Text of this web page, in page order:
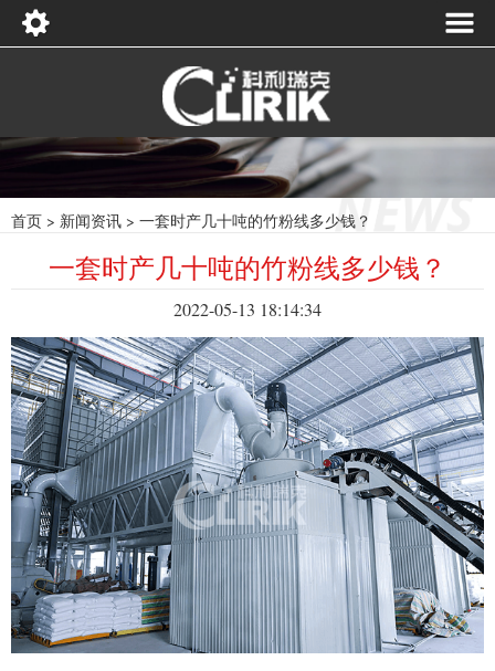
首页 > 新闻资讯 > 一套时产几十吨的竹粉线多少钱？
一套时产几十吨的竹粉线多少钱？
2022-05-13 18:14:34